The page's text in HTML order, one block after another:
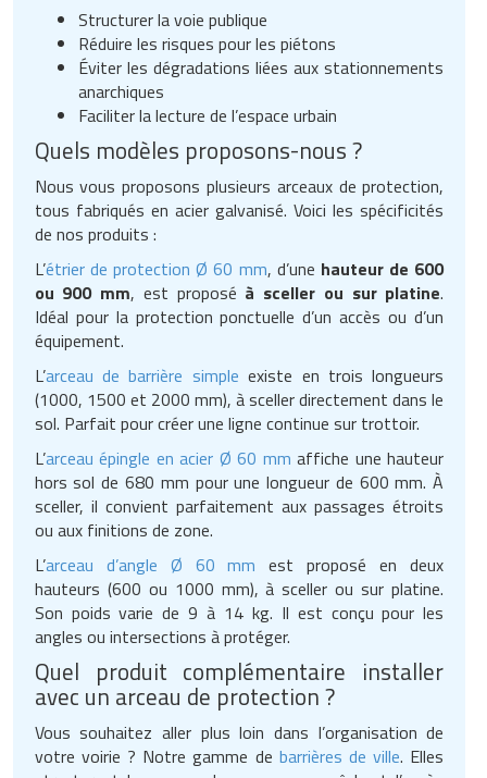
Structurer la voie publique
Réduire les risques pour les piétons
Éviter les dégradations liées aux stationnements
anarchiques
Faciliter la lecture de l’espace urbain
Quels modèles proposons-nous ?
Nous vous proposons plusieurs arceaux de protection,
tous fabriqués en acier galvanisé. Voici les spécificités
de nos produits :
L’étrier de protection Ø 60 mm, d’une hauteur de 600
ou 900 mm, est proposé à sceller ou sur platine.
Idéal pour la protection ponctuelle d’un accès ou d’un
équipement.
L’arceau de barrière simple existe en trois longueurs
(1000, 1500 et 2000 mm), à sceller directement dans le
sol. Parfait pour créer une ligne continue sur trottoir.
L’arceau épingle en acier Ø 60 mm affiche une hauteur
hors sol de 680 mm pour une longueur de 600 mm. À
sceller, il convient parfaitement aux passages étroits
ou aux finitions de zone.
L’arceau d’angle Ø 60 mm est proposé en deux
hauteurs (600 ou 1000 mm), à sceller ou sur platine.
Son poids varie de 9 à 14 kg. Il est conçu pour les
angles ou intersections à protéger.
Quel produit complémentaire installer
avec un arceau de protection ?
Vous souhaitez aller plus loin dans l’organisation de
votre voirie ? Notre gamme de barrières de ville. Elles